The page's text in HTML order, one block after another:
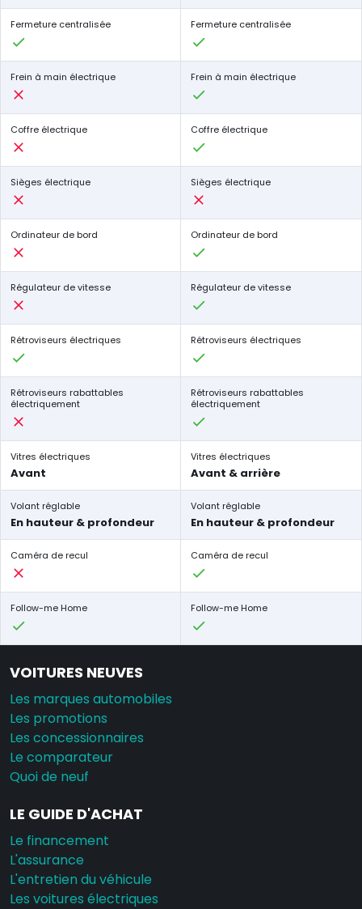
Fermeture centralisée Fermeture centralisée
Frein à main électrique Frein à main électrique
Coffre électrique Coffre électrique
Sièges électrique Sièges électrique
Ordinateur de bord Ordinateur de bord
Régulateur de vitesse Régulateur de vitesse
Rétroviseurs électriques Rétroviseurs électriques
Rétroviseurs rabattables
électriquement
Rétroviseurs rabattables
électriquement
Vitres électriques
Avant
Vitres électriques
Avant & arrière
Volant réglable
En hauteur & profondeur
Volant réglable
En hauteur & profondeur
Caméra de recul Caméra de recul
Follow-me Home Follow-me Home
VOITURES NEUVES
Les marques automobiles
Les promotions
Les concessionnaires
Le comparateur
Quoi de neuf
LE GUIDE D'ACHAT
Le financement
L'assurance
L'entretien du véhicule
Les voitures électriques